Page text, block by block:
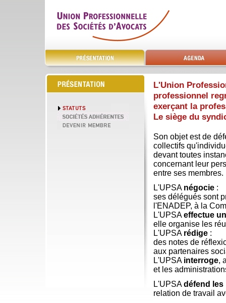
L'Union
professionnel
exerçant la
Le siège du
Son objet est de
collectifs
devant toutes
concernant leur
entre ses membres.
L'UPSA négocie :
ses délégués sont
l'ENADEP, à la
L'UPSAeffectue
elle organise les
L'UPSA rédige :
des notes de
aux partenaires
L'UPSA interroge,
et les
L'UPSAdéfend les
relation de travail